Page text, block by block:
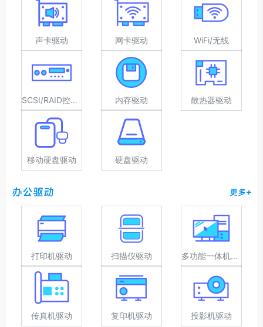
声卡驱动 网卡驱动 WiFi/无线
SCSI/RAID控制器驱动 内存驱动 散热器驱动
移动硬盘驱动 硬盘驱动
办公驱动 更多+
打印机驱动 扫描仪驱动 多功能一体机驱动
传真机驱动 复印机驱动 投影机驱动